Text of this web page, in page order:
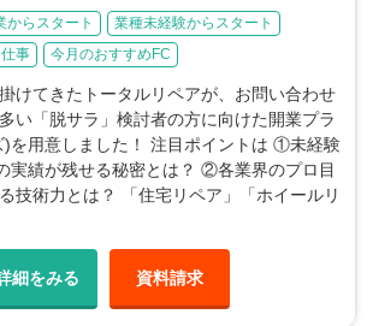
からスタート
業種未経験からスタート
事
今月のおすすめFC
けてきたトータルリペアが、お問い合わせ
い「脱サラ」検討者の方に向けた開業プラ
)を用意しました！ 注目ポイントは ①未経験
実績が残せる秘密とは？ ②各業界のプロ目
技術力とは？ 「住宅リペア」「ホイールリ
細をみる 資料請求